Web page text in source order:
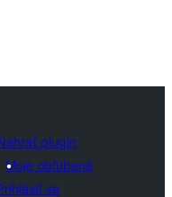
plugin
Moje obľúbené
sa